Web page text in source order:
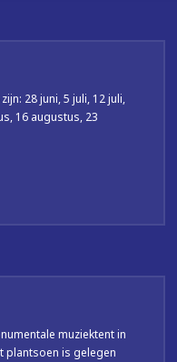
28 juni, 5 juli, 12 juli,
16 augustus, 23
muziektent in
plantsoen is gelegen